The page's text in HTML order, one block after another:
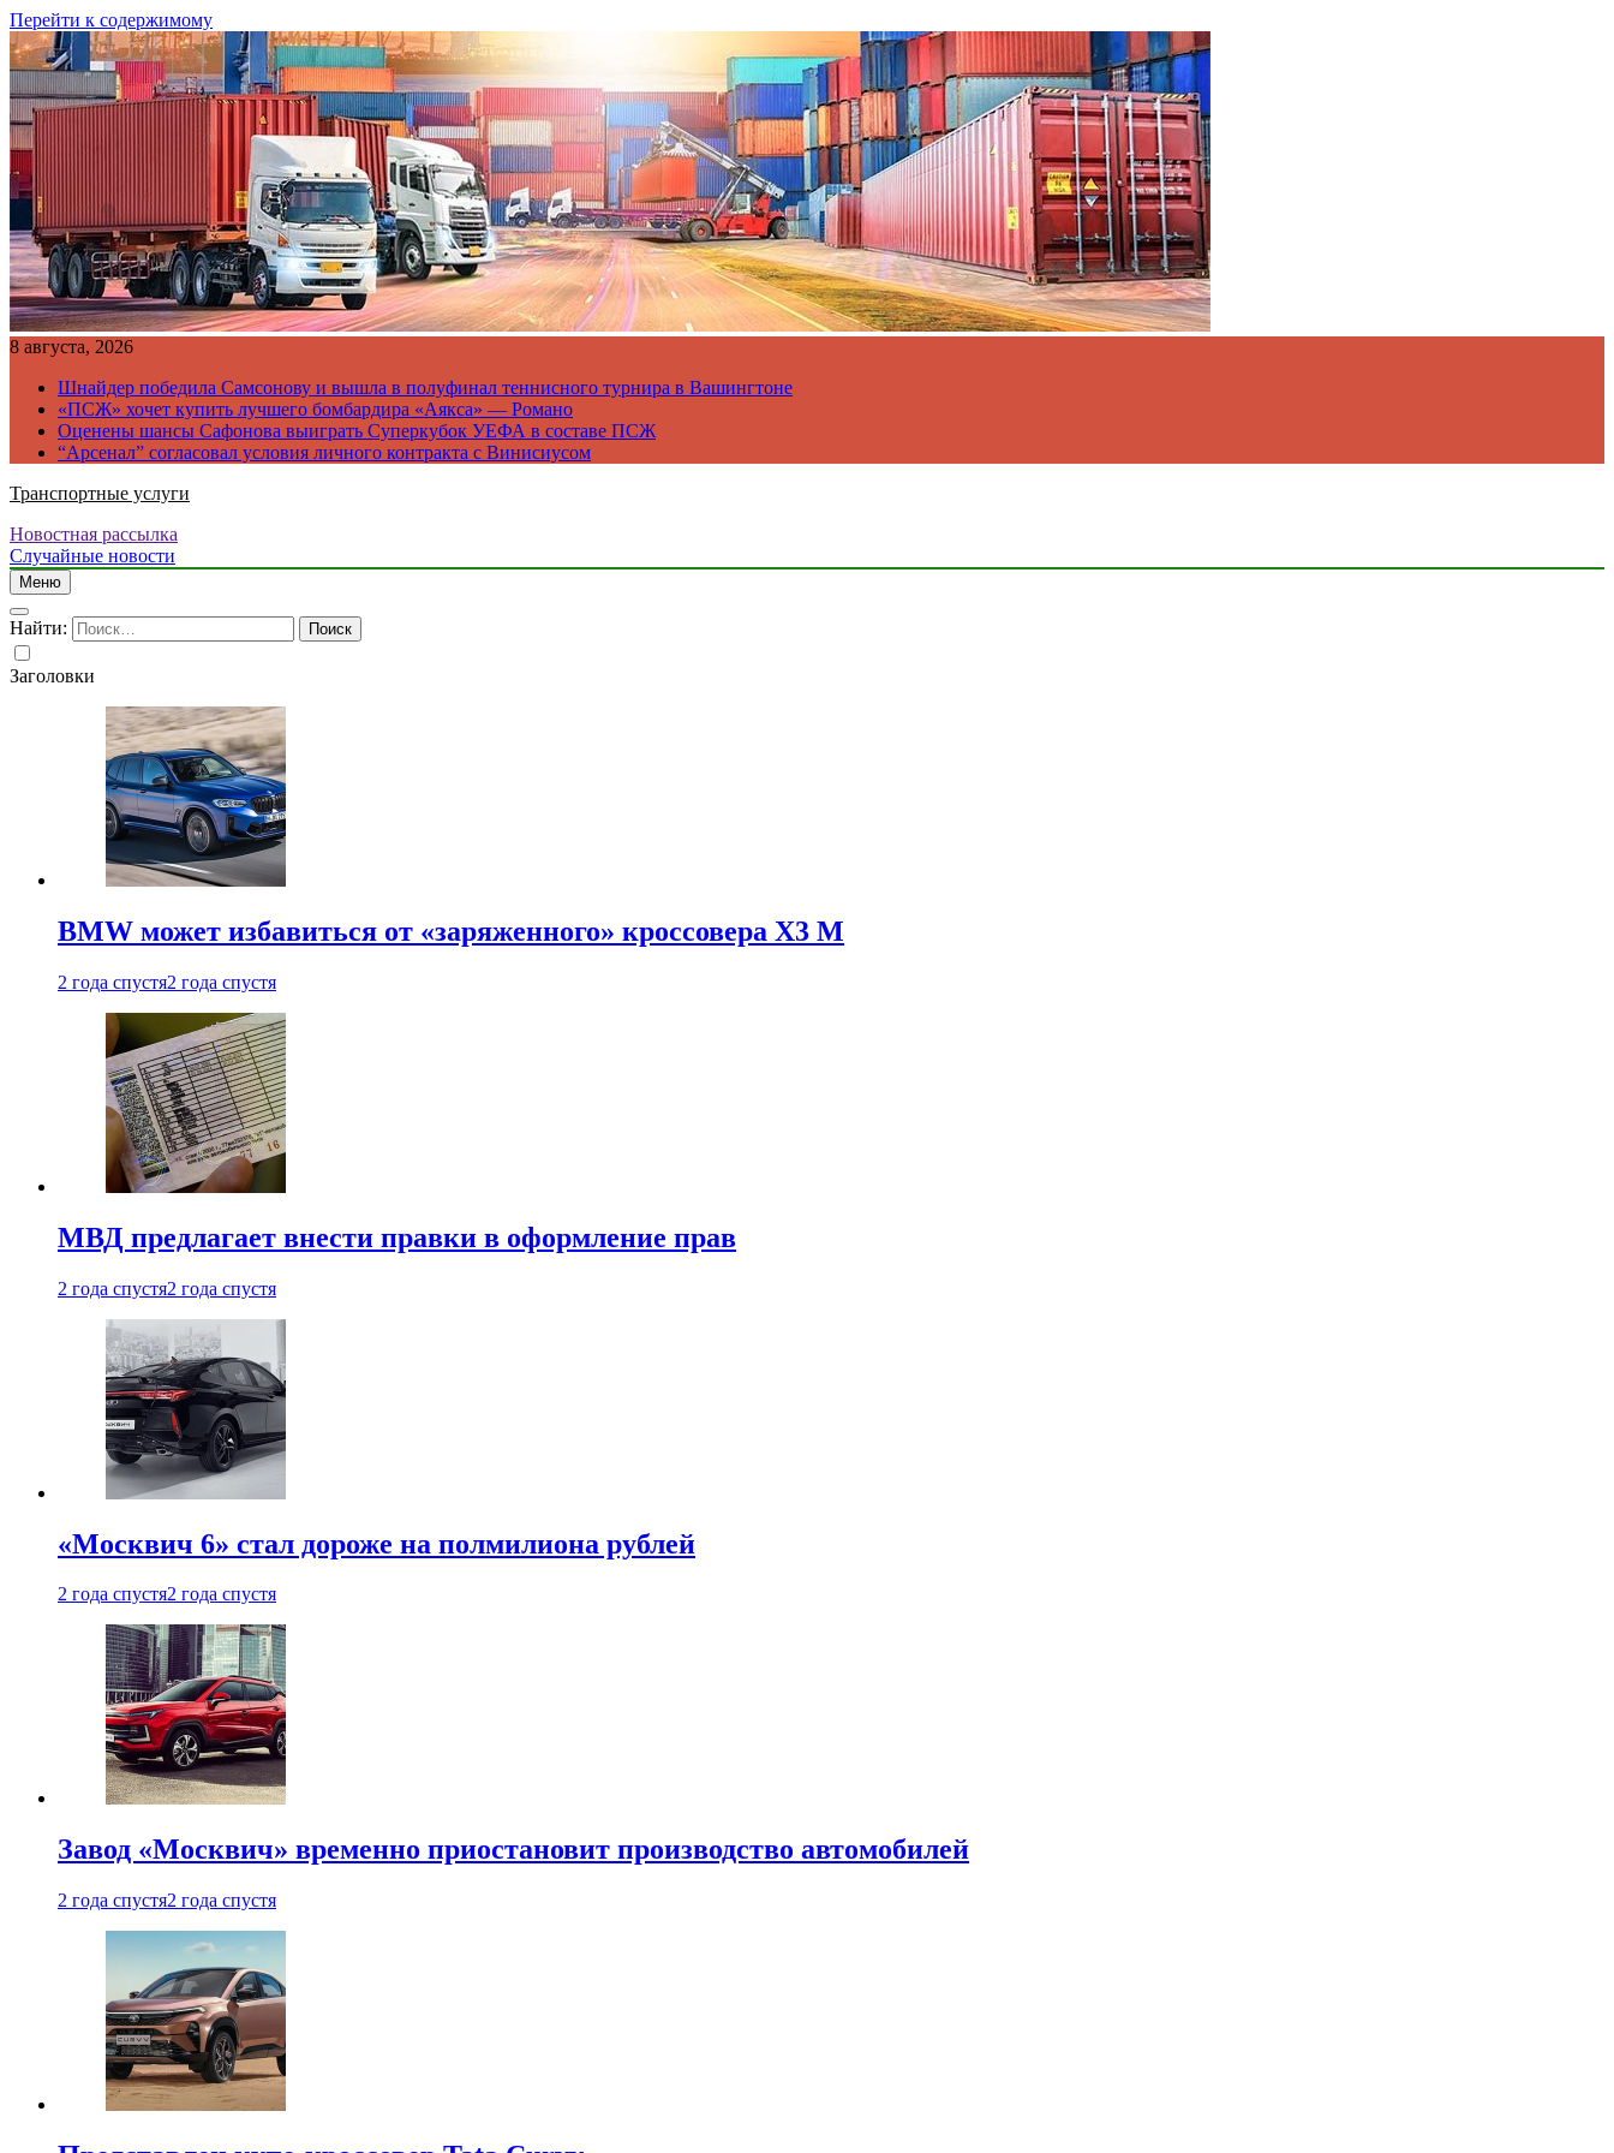
Перейти к содержимому
8 августа, 2026
Шнайдер победила Самсонову и вышла в полуфинал теннисного турнира в Вашингтоне
«ПСЖ» хочет купить лучшего бомбардира «Аякса» — Романо
Оценены шансы Сафонова выиграть Суперкубок УЕФА в составе ПСЖ
“Арсенал” согласовал условия личного контракта с Винисиусом
Транспортные услуги
Новостная рассылка
Случайные новости
Меню
Найти:
Заголовки
BMW может избавиться от «заряженного» кроссовера X3 M
2 года спустя2 года спустя
МВД предлагает внести правки в оформление прав
2 года спустя2 года спустя
«Москвич 6» стал дороже на полмилиона рублей
2 года спустя2 года спустя
Завод «Москвич» временно приостановит производство автомобилей
2 года спустя2 года спустя